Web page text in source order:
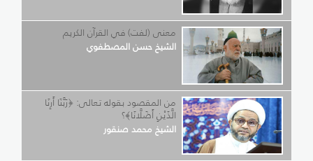
معنى (لفت) في القرآن الكريم
الشيخ حسن المصطفوي
من المقصود بقوله تعالى: ﴿رَبَّنَا أَرِنَا
الَّذَيْنِ أَضَلَّانَا﴾؟
الشيخ محمد صنقور